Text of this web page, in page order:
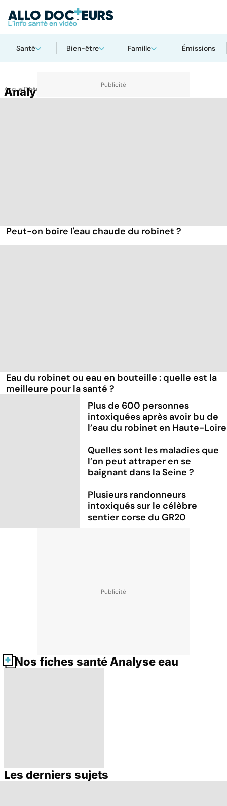
Santé Bien-être Famille Émissions
AccueilThématiques
Analyse eau
Peut-on boire l'eau chaude du robinet ?
Eau du robinet ou eau en bouteille : quelle est la
meilleure pour la santé ?
Plus de 600 personnes
intoxiquées après avoir bu de
l’eau du robinet en Haute-Loire
Quelles sont les maladies que
l’on peut attraper en se
baignant dans la Seine ?
Plusieurs randonneurs
intoxiqués sur le célèbre
sentier corse du GR20
Nos fiches santé Analyse eau
L'eau, source de
Les derniers sujets